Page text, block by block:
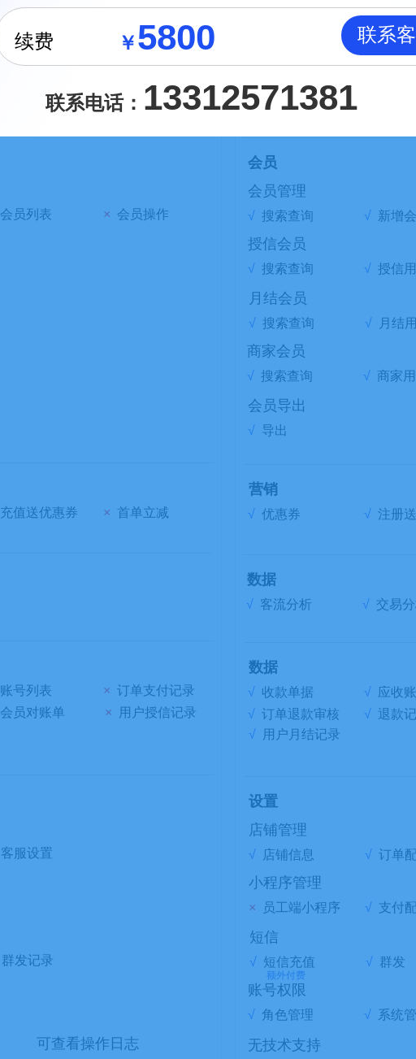
会员列表 × 会员操作
充值送优惠券 × 首单立减
账号列表 × 订单支付记录
会员对账单 ×
用户授信记录
客服设置
群发记录
可查看操作日志
× GPS
会员
会员管理
√ 搜索查询 √ 新增
√ 授信
授信会员
√ 搜索查询
月结会员
√ 搜索查询 √ 月结
商家会员
√ 搜索查询 √ 商家
会员导出
√ 导出
营销
√ 优惠券 √ 注册
数据
√ 客流分析 √ 交易
数据
√ 收款单据 √ 应收
√ 订单退款审核 √ 退款
√
用户月结记录
设置
店铺管理
√ 店铺信息 √ 订单
√ 支付
小程序管理
× 员工端小程序
短信
√ 短信充值 √ 群发
账号权限
√ 角色管理 √ 系统
无技术支持
额外付费
续费 ￥5800 联系
联系电话： 13312571381